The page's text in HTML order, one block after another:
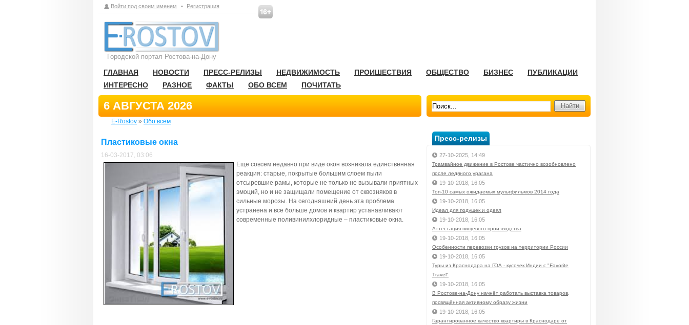
Войти под своим именем • Регистрация
Городской портал Ростова-на-Дону
ГЛАВНАЯ НОВОСТИ ПРЕСС-РЕЛИЗЫ НЕДВИЖИМОСТЬ ПРОИШЕСТВИЯ ОБЩЕСТВО БИЗНЕС
ПУБЛИКАЦИИ
ИНТЕРЕСНО
РАЗНОЕ ФАКТЫ ОБО ВСЕМ ПОЧИТАТЬ
6 АВГУСТА 2026
E-Rostov » Обо всем
Пластиковые окна
16-03-2017, 03:06
Еще совсем недавно при виде окон возникала единственная
реакция: старые, покрытые большим слоем пыли
отсыревшие рамы, которые не только не вызывали приятных
эмоций, но и не защищали помещение от сквозняков в
сильные морозы. На сегодняшний день эта проблема
устранена и все больше домов и квартир устанавливают
современные поливинилхлоридные – пластиковые окна.
Пресс-релизы
27-10-2025, 14:49
Трамвайное движение в Ростове частично возобновлено
после ледяного урагана
19-10-2018, 16:05
Toп-10 самых ожидаемых мультфильмов 2014 года
19-10-2018, 16:05
Идеал для подушек и одеял
19-10-2018, 16:05
Аттестация пищевого производства
19-10-2018, 16:05
Особенности перевозки грузов на территории России
19-10-2018, 16:05
Туры из Краснодара на ГОА - кусочек Индии с "Favorite
Travel"
19-10-2018, 16:05
В Ростове-на-Дону начнёт работать выставка товаров,
посвящённая активному образу жизни
19-10-2018, 16:05
Гарантированное качество квартиры в Краснодаре от